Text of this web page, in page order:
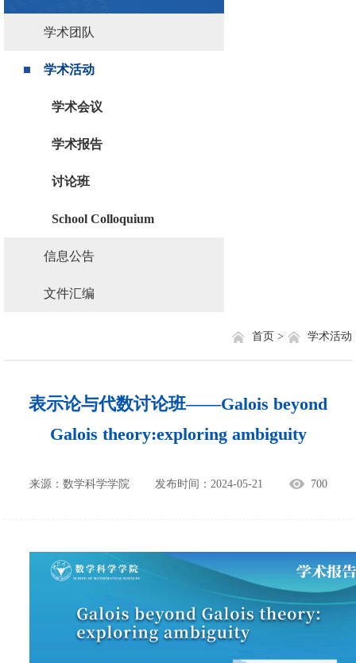
学术团队
学术活动
学术会议
学术报告
讨论班
School Colloquium
信息公告
文件汇编
学术活动
首页 >
表示论与代数讨论班——Galois beyond
Galois theory:exploring ambiguity
来源：数学科学学院 发布时间：2024-05-21 700